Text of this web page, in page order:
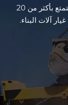
تأسست في عام 2002، ونحن شركة مصنعة تتمتع بأكثر من 20
آلات البناء.